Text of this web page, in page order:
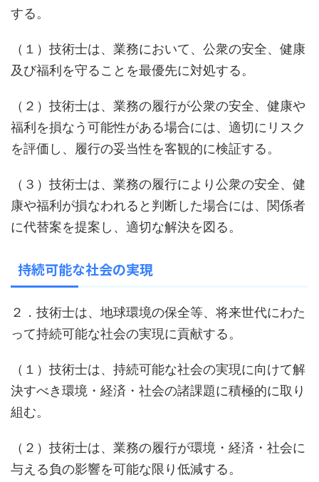
する。
（１）技術士は、業務において、公衆の安全、健康
及び福利を守ることを最優先に対処する。
（２）技術士は、業務の履行が公衆の安全、健康や
福利を損なう可能性がある場合には、適切にリスク
を評価し、履行の妥当性を客観的に検証する。
（３）技術士は、業務の履行により公衆の安全、健
康や福利が損なわれると判断した場合には、関係者
に代替案を提案し、適切な解決を図る。
持続可能な社会の実現
２．技術士は、地球環境の保全等、将来世代にわた
って持続可能な社会の実現に貢献する。
（１）技術士は、持続可能な社会の実現に向けて解
決すべき環境・経済・社会の諸課題に積極的に取り
組む。
（２）技術士は、業務の履行が環境・経済・社会に
与える負の影響を可能な限り低減する。